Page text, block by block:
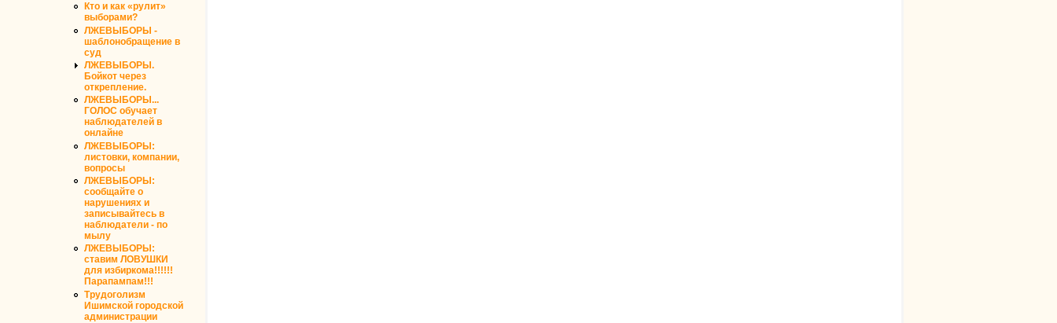
Кто и как «рулит»
выборами?
ЛЖЕВЫБОРЫ -
шаблонобращение в
суд
ЛЖЕВЫБОРЫ.
Бойкот через
открепление.
ЛЖЕВЫБОРЫ...
ГОЛОС обучает
наблюдателей в
онлайне
ЛЖЕВЫБОРЫ:
листовки, компании,
вопросы
ЛЖЕВЫБОРЫ:
сообщайте о
нарушениях и
записывайтесь в
наблюдатели - по
мылу
ЛЖЕВЫБОРЫ:
ставим ЛОВУШКИ
для избиркома!!!!!!
Парапампам!!!
Трудоголизм
Ишимской городской
администрации